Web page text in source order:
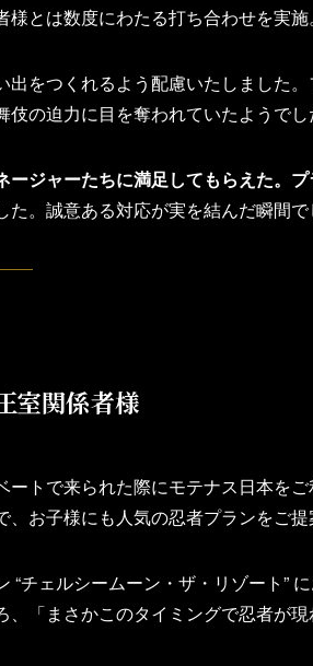
とは数度にわたる打ち合わせを実施。
をつくれるよう配慮いたしました
の迫力に目を奪われていたようでし
ージャーたちに満足してもらえた。
。誠意ある対応が実を結んだ瞬間で
室関係者様
トで来られた際にモテナス日本を
お子様にも人気の忍者プランをご提
チェルシームーン・ザ・リゾート”
「まさかこのタイミングで忍者が